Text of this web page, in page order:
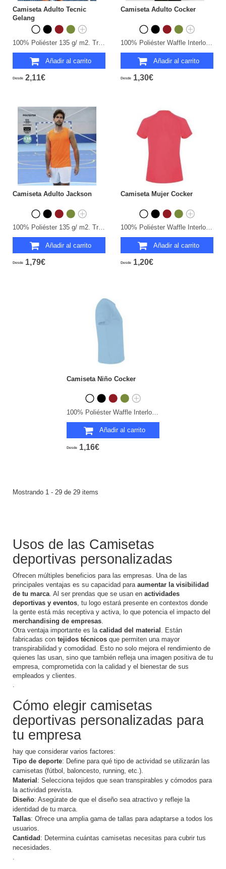
Camiseta Adulto Tecnic
Gelang
100% Poliéster 135 g/ m2. Transpirable.
Añadir al carrito
Desde 2,11€
Camiseta Adulto Cocker
100% Poliéster Waffle Interlock 135 g/ m2. Transpirable.
Añadir al carrito
Desde 1,30€
Camiseta Adulto Jackson
100% Poliéster 135 g/ m2. Transpirable.
Añadir al carrito
Desde 1,79€
Camiseta Mujer Cocker
100% Poliéster Waffle Interlock 135 g/ m2. Transpirable.
Añadir al carrito
Desde 1,20€
Camiseta Niño Cocker
Añadir al carrito
Desde 1,16€
Mostrando 1 - 29 de 29 items
Usos de las Camisetas
deportivas personalizadas
Ofrecen múltiples beneficios para las empresas. Una de las
principales ventajas es su capacidad para aumentar la visibilidad
de tu marca . Al ser prendas que se usan en actividades
deportivas y eventos , tu logo estará presente en contextos donde
la gente está más receptiva y activa, lo que potencia el impacto del
merchandising de empresas
Otra ventaja importante es la calidad del material
. Están
fabricadas con tejidos técnicos que permiten una mayor
transpirabilidad y comodidad. Esto no solo mejora el rendimiento de
quienes las usan, sino que también refleja una imagen positiva de tu
empresa, comprometida con la calidad y el bienestar de sus
empleados y clientes.
Cómo elegir camisetas
deportivas personalizadas para
tu empresa
hay que considerar varios factores:
Tipo de deporte: Define para qué tipo de actividad se utilizarán las
camisetas (fútbol, baloncesto, running, etc.).
Material : Selecciona tejidos que sean transpirables y cómodos para
la actividad prevista.
Diseño: Asegúrate de que el diseño sea atractivo y refleje la
identidad de tu marca.
Tallas: Ofrece una amplia gama de tallas para adaptarse a todos los
usuarios.
Cantidad : Determina cuántas camisetas necesitas para cubrir tus
necesidades.